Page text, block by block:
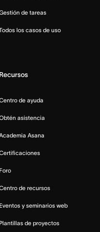
de tareas
los casos de uso
Recursos
de ayuda
asistencia
Academia Asana
de recursos
y seminarios web
de proyectos